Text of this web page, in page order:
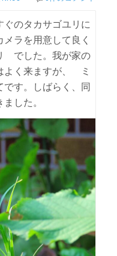
のタカサゴユリに
ラを用意して良く
でした。我が家の
よく来ますが、 ミ
す。しばらく、同
した。